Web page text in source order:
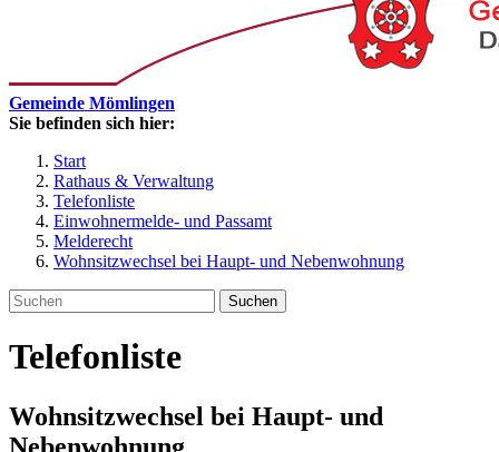
Gemeinde Mömlingen
Sie befinden sich hier:
Start
Rathaus & Verwaltung
Telefonliste
Einwohnermelde- und Passamt
Melderecht
Wohnsitzwechsel bei Haupt- und Nebenwohnung
Suchen
Telefonliste
Wohnsitzwechsel bei Haupt- und